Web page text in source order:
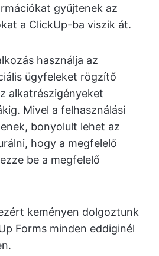
gyűjtenek az
a ClickUp-ba viszik át.
használja az
ügyfeleket rögzítő
alkatrészigényeket
Mivel a felhasználási
bonyolult lehet az
hogy a megfelelő
be a megfelelő
keményen dolgoztunk
Forms minden eddiginél